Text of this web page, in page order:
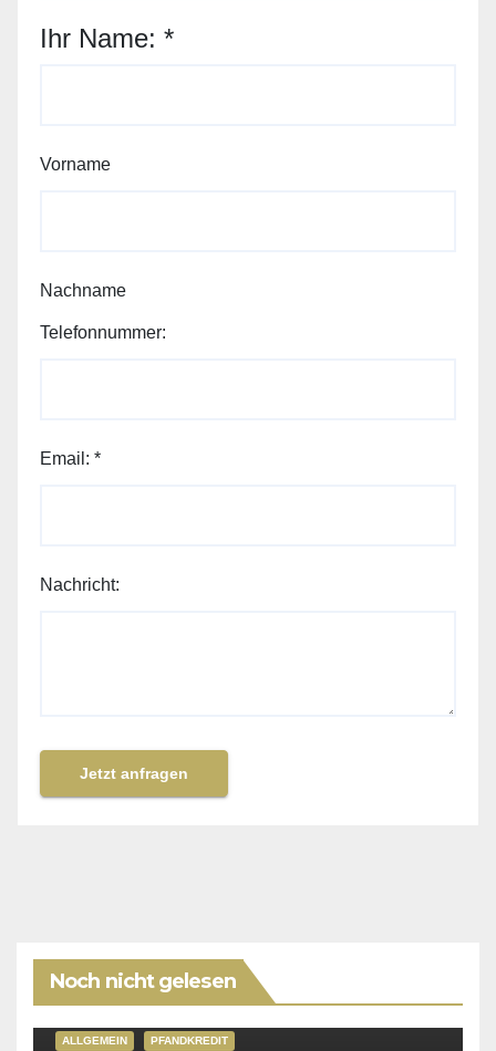
Ihr Name: *
Vorname
Nachname
Telefonnummer:
Telefonnummer:
Email: *
Nachricht:
Jetzt anfragen
Noch nicht gelesen
ALLGEMEIN PFANDKREDIT